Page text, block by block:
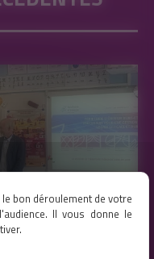
bon déroulement de votre
Il vous donne le